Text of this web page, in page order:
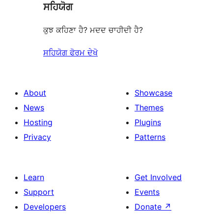
reviews
ਸਹਿਯੋਗ
ਕੁਝ ਕਹਿਣਾ ਹੈ? ਮਦਦ ਚਾਹੀਦੀ ਹੈ?
ਸਹਿਯੋਗ ਫੋਰਮ ਦੇਖੋ
About
News
Hosting
Privacy
Showcase
Themes
Plugins
Patterns
Learn
Support
Developers
Get Involved
Events
Donate ↗